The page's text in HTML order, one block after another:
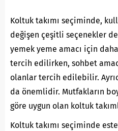
Koltuk takımı seçiminde,
değişen çeşitli seçenekler
yemek yeme amacı için
tercih edilirken, sohbet
olanlar tercih edilebilir.
da önemlidir. Mutfakların
göre uygun olan koltuk
Koltuk takımı seçiminde